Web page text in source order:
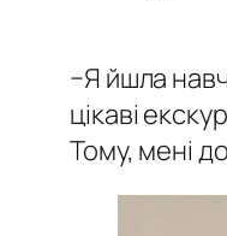
−Я йшла
цікаві
Тому, мені